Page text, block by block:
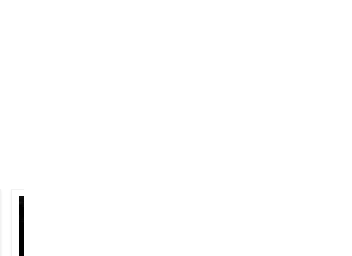
शख़्स को रहती हो क़ज़ा याद हम काग उड़ा देते हैं बोतल का